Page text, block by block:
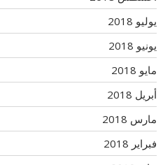
يوليو 2018
يونيو 2018
مايو 2018
أبريل 2018
مارس 2018
فبراير 2018